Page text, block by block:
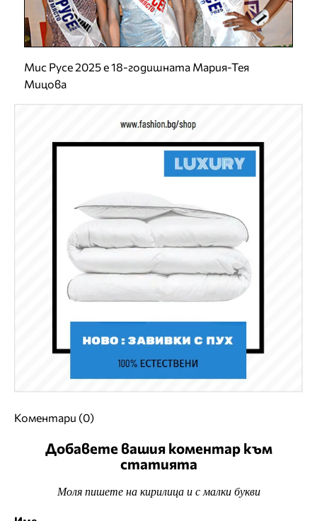
Мис Русе 2025 е 18-годишната Мария-Тея
Мицова
Коментари (0)
Добавете вашия коментар към
статията
Моля пишете на кирилица и с малки букви